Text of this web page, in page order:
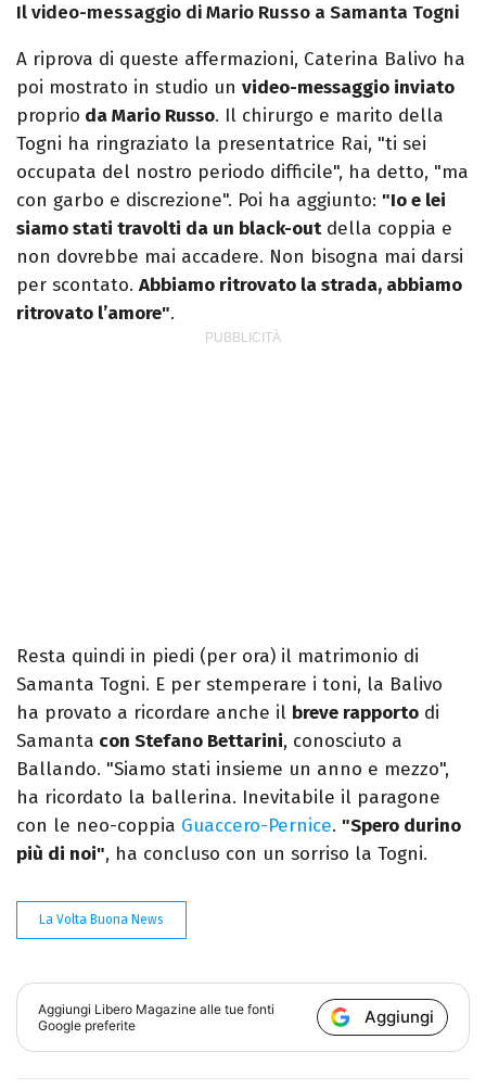
Il video-messaggio di Mario Russo a Samanta Togni
A riprova di queste affermazioni, Caterina Balivo ha
poi mostrato in studio un video-messaggio inviato
proprio da Mario Russo. Il chirurgo e marito della
Togni ha ringraziato la presentatrice Rai, "ti sei
occupata del nostro periodo difficile", ha detto, "ma
con garbo e discrezione". Poi ha aggiunto: "Io e lei
siamo stati travolti da un black-outdella coppia e
non dovrebbe mai accadere. Non bisogna mai darsi
per scontato. Abbiamo ritrovato la strada, abbiamo
ritrovato l’amore".
Resta quindi in piedi (per ora) il matrimonio di
Samanta Togni. E per stemperare i toni, la Balivo
ha provato a ricordare anche il breve rapporto di
Samanta con Stefano Bettarini, conosciuto a
Ballando. "Siamo stati insieme un anno e mezzo",
ha ricordato la ballerina. Inevitabile il paragone
con le neo-coppia Guaccero-Pernice. "Spero durino
più di noi", ha concluso con un sorriso la Togni.
La Volta Buona News
Aggiungi Libero Magazine alle tue fonti
Google preferite
Aggiungi